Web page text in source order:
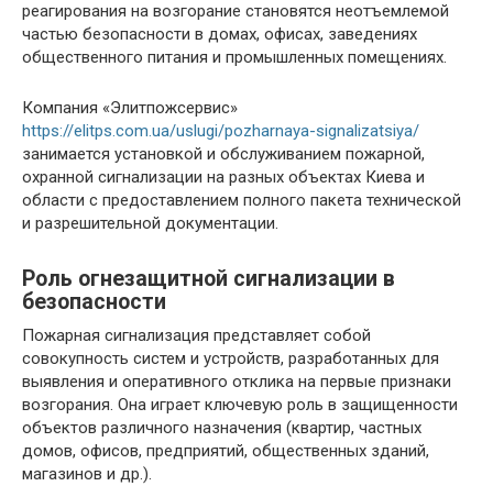
реагирования на возгорание становятся неотъемлемой
частью безопасности в домах, офисах, заведениях
общественного питания и промышленных помещениях.
Компания «Элитпожсервис»
https://elitps.com.ua/uslugi/pozharnaya-signalizatsiya/
занимается установкой и обслуживанием пожарной,
охранной сигнализации на разных объектах Киева и
области с предоставлением полного пакета технической
и разрешительной документации.
Роль огнезащитной сигнализации в
безопасности
Пожарная сигнализация представляет собой
совокупность систем и устройств, разработанных для
выявления и оперативного отклика на первые признаки
возгорания. Она играет ключевую роль в защищенности
объектов различного назначения (квартир, частных
домов, офисов, предприятий, общественных зданий,
магазинов и др.).